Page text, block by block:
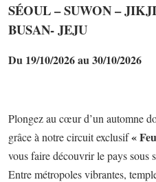
SÉOUL – SUWON –
BUSAN- JEJU
Du 19/10/2026 au 30/10/2026
Plongez au cœur d’un automne
grâce à notre circuit exclusif«
vous faire découvrir le pays sous
Entre métropoles vibrantes,